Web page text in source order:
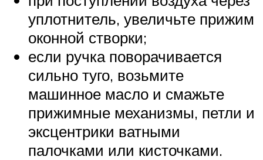
уплотнитель, увеличьте прижим
оконной створки;
если ручка поворачивается
сильно туго, возьмите
машинное масло и смажьте
прижимные механизмы, петли и
эксцентрики ватными
палочками или кисточками.